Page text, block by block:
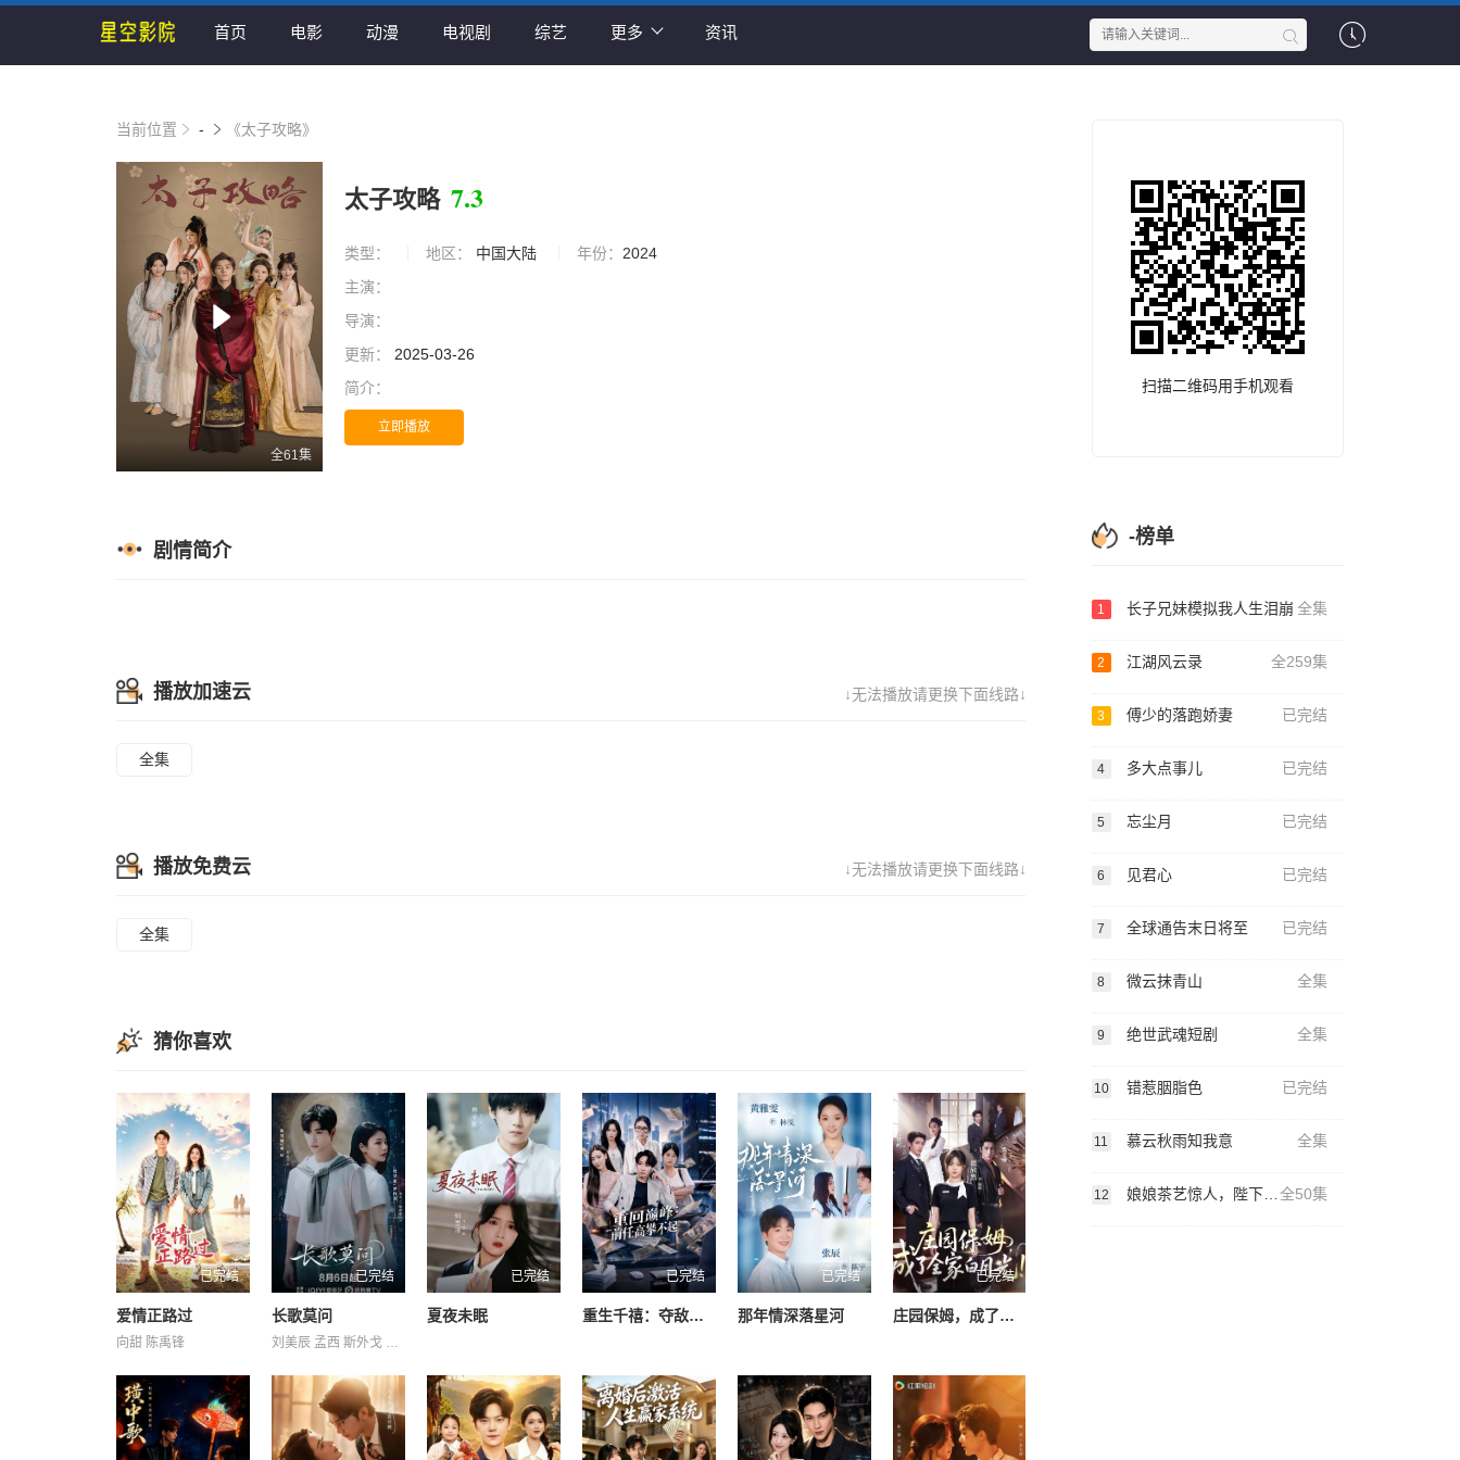
首页 电影 动漫 电视剧 综艺 更多 资讯
当前位置 - 《太子攻略》
全61集
太子攻略 7.3
类型： 地区： 中国大陆 年份： 2024
主演：
导演：
更新：
2025-03-26
简介：
立即播放
剧情简介
↓无法播放请更换下面线路↓
播放加速云
全集
↓无法播放请更换下面线路↓
播放免费云
全集
猜你喜欢
已完结
爱情正路过
向甜 陈禹锋
已完结
长歌莫问
刘美辰 孟西 斯外戈 李会长 李子雄 杨子菲 王坤炎 白凯南 蔡正杰 鲍大志
已完结
夏夜未眠
已完结
重生千禧：夺敌所爱做首富
已完结
那年情深落星河
已完结
庄园保姆，成了全家白月光
扫描二维码用手机观看
-榜单
1 长子兄妹模拟我人生泪崩 全集
2 江湖风云录 全259集
3 傅少的落跑娇妻 已完结
4 多大点事儿 已完结
5 忘尘月 已完结
6 见君心 已完结
7 全球通告末日将至 已完结
8 微云抹青山 全集
9 绝世武魂短剧 全集
10 错惹胭脂色 已完结
11 慕云秋雨知我意 全集
12 娘娘茶艺惊人，陛下夜夜沉沦 全50集